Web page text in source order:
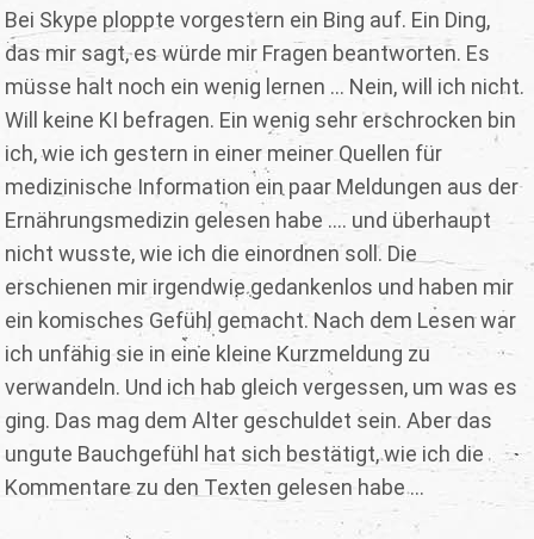
Bei Skype ploppte vorgestern ein Bing auf. Ein Ding,
das mir sagt, es würde mir Fragen beantworten. Es
müsse halt noch ein wenig lernen ... Nein, will ich nicht.
Will keine KI befragen. Ein wenig sehr erschrocken bin
ich, wie ich gestern in einer meiner Quellen für
medizinische Information ein paar Meldungen aus der
Ernährungsmedizin gelesen habe .... und überhaupt
nicht wusste, wie ich die einordnen soll. Die
erschienen mir irgendwie gedankenlos und haben mir
ein komisches Gefühl gemacht. Nach dem Lesen war
ich unfähig sie in eine kleine Kurzmeldung zu
verwandeln. Und ich hab gleich vergessen, um was es
ging. Das mag dem Alter geschuldet sein. Aber das
ungute Bauchgefühl hat sich bestätigt, wie ich die
Kommentare zu den Texten gelesen habe ...